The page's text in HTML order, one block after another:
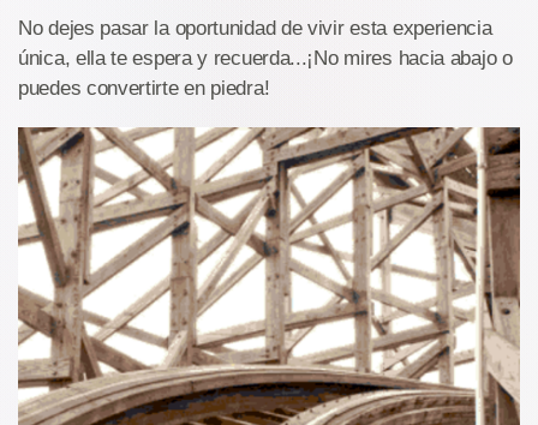
No dejes pasar la oportunidad de vivir esta experiencia
única, ella te espera y recuerda...¡No mires hacia abajo o
puedes convertirte en piedra!